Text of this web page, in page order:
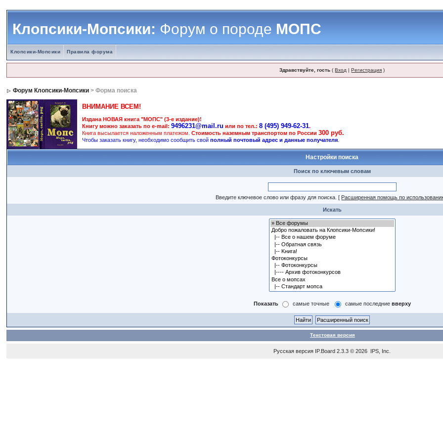
Клопсики-Мопсики:Форум о породеМОПС
Клопсики-Мопсики Правила форума
Здравствуйте, гость (Вход |Регистрация )
Форум Клопсики-Мопсики > Форма поиска
ВНИМАНИЕ ВСЕМ!
Издана НОВАЯ книга "МОПС" (3-е издание)!
Книгу можно заказать по e-mail:9496231@mail.ru или по тел.:8 (495) 949-62-31.
Книга высылается наложенным платежом.Стоимость наземным транспортом по России300 руб.
Чтобы заказать книгу, необходимо сообщить свойполный почтовый адрес и данные получателя
Настройки поиска
Поиск по ключевым словам
Введите ключевое слово или фразу для поиска. [ Расширенная помощь по
Искать
Показать самые точные самые последние вверху
Текстовая версия
Русская версия IP.Board 2.3.3 © 2026 IPS, Inc